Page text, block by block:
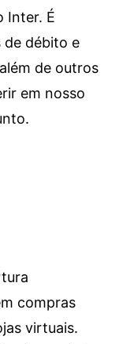
Inter. É
de débito e
de outros
em nosso
compras
virtuais.